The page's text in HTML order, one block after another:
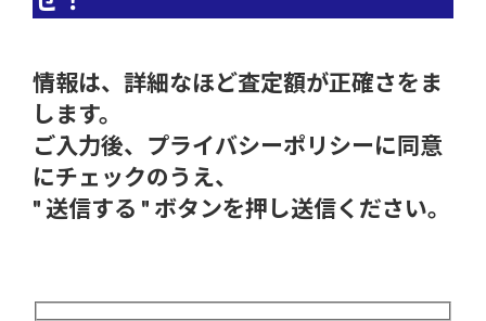
情報は、詳細なほど査定額が正確さをま
します。
ご入力後、プライバシーポリシーに同意
にチェックのうえ、
" 送信する " ボタンを押し送信ください。